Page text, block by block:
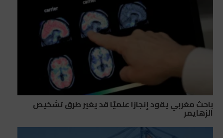
باحث مغربي يقود إنجازًا علميًا قد يغير طرق تشخيص
الزهايمر